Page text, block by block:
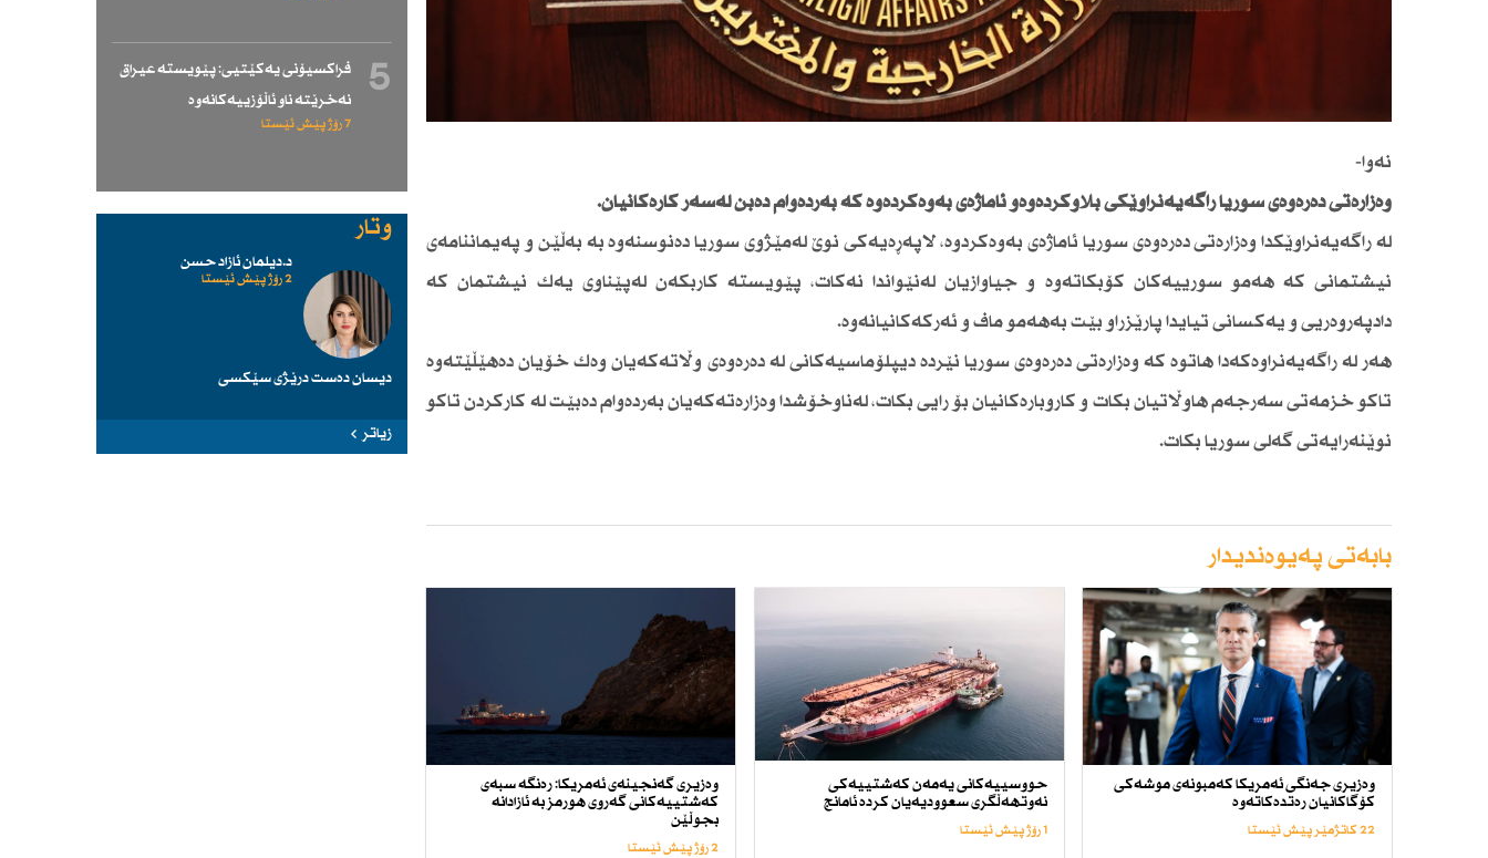
نەوا-
وەزارەتی دەرەوەی سوریا راگەیەنراوێكی بڵاوكردەوەو ئاماژەی بەوەكردەوە كە بەردەوام دەبن لەسەر كارەكانیان.
لە راگەیەنراوێكدا وەزارەتی دەرەوەی سوریا ئاماژەی بەوەكردوە، لاپەڕەیەكی نوێ لەمێژوی سوریا دەنوسنەوە بە بەڵێن و پەیماننامەی
نیشتمانی كە هەمو سورییەكان كۆبكاتەوە و جیاوازیان لەنێواندا نەكات، پێویستە كاربكەن لەپێناوی یەك نیشتمان كە
دادپەروەریی و یەكسانی تیایدا پارێزراو بێت بەهەمو ماف و ئەركەكانیانەوە.
هەر لە راگەیەنراوەكەدا هاتوە كە وەزارەتی دەرەوەی سوریا نێردە دیپلۆماسیەكانی لە دەرەوەی وڵاتەكەیان وەك خۆیان دەهێڵێتەوە
تاكو خزمەتی سەرجەم هاوڵاتیان بكات و كاروبارەكانیان بۆ رایی بكات، لەناوخۆشدا وەزارەتەكەیان بەردەوام دەبێت لە كاركردن تاكو
نوێنەرایەتی گەلی سوریا بكات.
بابەتی پەیوەندیدار
وەزیری جەنگی ئەمریكا كەمبونەی موشەكی
كۆگاكانیان رەتدەكاتەوە
22 کاتژمێر پێش ئێستا
حووسییەكانی یەمەن كەشتییەكی
نەوتهەڵگری سعوودیەیان كردە ئامانج
1 رۆژ پێش ئێستا
وەزیری گەنجینەی ئەمریكا: رەنگە سبەی
كەشتییەكانی گەروی هورمز بە ئازادانە
بجوڵێن
2 رۆژ پێش ئێستا
5
فراكسیۆنی یەكێتیی: پێویستە عیراق
نەخرێتە ناو ئاڵۆزییەكانەوە
7 رۆژ پێش ئێستا
وتار
د.دیلمان ئازاد حسن
2 رۆژ پێش ئێستا
دیسان دەست درێژی سێكسی
زیاتر